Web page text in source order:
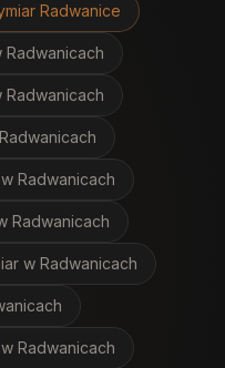
Radwanice
Radwanicach
Radwanicach
w Radwanicach
Radwanicach
w Radwanicach
w Radwanicach